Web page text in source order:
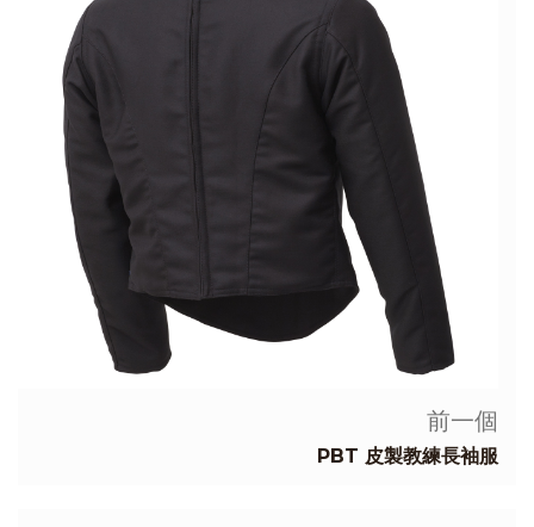
前一個
PBT 皮製教練長袖服